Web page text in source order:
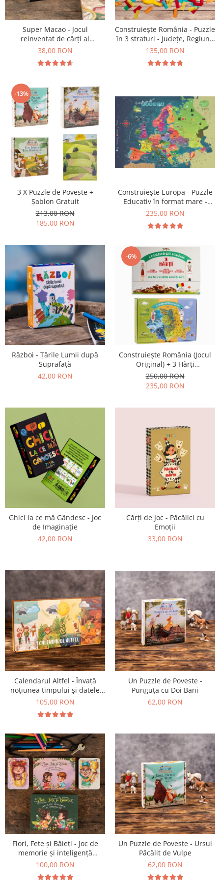
10 Ani
11 - 14 Ani
14+ Ani
Colecția Păcălici
TOATE JOCURILE
Super Macao - Jocul
reinventat de cărți al
copilăriei
38,00 RON
Construiește România - Puzzle
în 3 straturi - Județe, Regiuni,
Relief
135,00 RON
-13%
3 X Puzzle de Poveste +
Șablon Gratuit
213,00 RON
185,00 RON
Construiește Europa - Puzzle
Educativ în format mare -
Țări, Relief, Steaguri și
235,00 RON
Război - Țările Lumii după
Suprafață
42,00 RON
-6%
Construiește România (Jocul
Original) + 3 Hărți
Suplimentare
250,00 RON
235,00 RON
Ghici la ce mă Gândesc - Joc
de Imaginație
42,00 RON
Cărți de Joc - Păcălici cu
Emoții
33,00 RON
Calendarul Altfel - Învață
noțiunea timpului și datele
importante din an
105,00 RON
Un Puzzle de Poveste -
Punguța cu Doi Bani
62,00 RON
Flori, Fete și Băieți - Joc de
memorie și inteligență
emoțională
100,00 RON
Un Puzzle de Poveste - Ursul
Păcălit de Vulpe
62,00 RON